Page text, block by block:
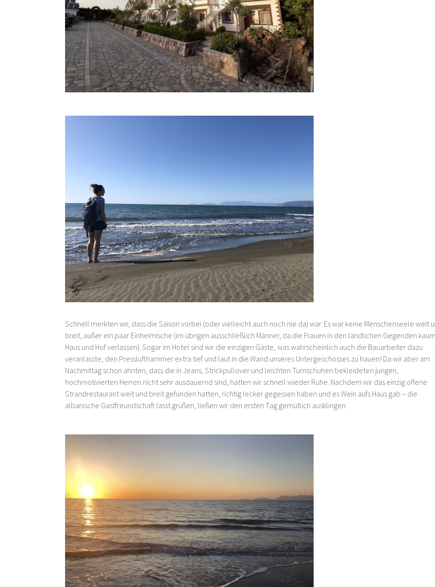
Schnell merkten wir, dass die Saison vorbei (oder vielleicht auch noch nie da) war. Es war keine Menschenseele weit
breit, außer ein paar Einheimische (im übrigen ausschließlich Männer, da die Frauen in den ländlichen Gegenden kaum
Haus und Hof verlassen). Sogar im Hotel sind wir die einzigen Gäste, was wahrscheinlich auch die Bauarbeiter dazu
veranlasste, den Presslufthammer extra tief und laut in die Wand unseres Untergeschosses zu hauen! Da wir aber am
Nachmittag schon ahnten, dass die in Jeans, Strickpullover und leichten Turnschuhen bekleideten jungen,
hochmotivierten Herren nicht sehr ausdauernd sind, hatten wir schnell wieder Ruhe. Nachdem wir das einzig offene
Strandrestaurant weit und breit gefunden hatten, richtig lecker gegessen haben und es Wein aufs Haus gab – die
albanische Gastfreundschaft lässt grüßen, ließen wir den ersten Tag gemütlich ausklingen.